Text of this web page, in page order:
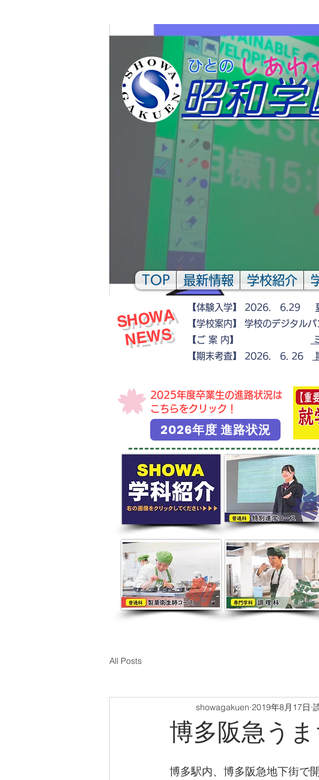
しあわ
ひとの を
昭和学
TOP 最新情報 学校紹介
​
S
H
O
W
A
N
E
W
S
【体験入学】 2026. 6.29
【学校案内】 学校のデジタル
【ご 案 内】
​【期末考査】 2026. 6. 26
​2025年度卒業生の進路状況は
こちらをクリック！
2026年度 進路状況
All Posts
博多阪急う
showagakuen 2019年8月17日
博多駅内、博多阪急地下街で